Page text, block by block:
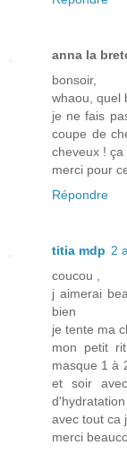
anna la
bonsoir,
whaou, quel
je ne fais
coupe de
cheveux ! ça
merci pour
Répondre
titia mdp 2
coucou ,
j aimerai
bien
je tente ma
mon petit
masque 1 à
et soir
avec tout ca
merci